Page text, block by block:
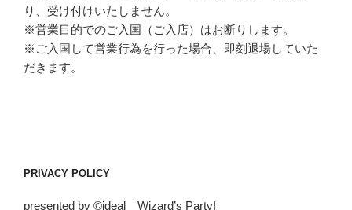
り、受け付けいたしません。
※営業目的でのご入国（ご入店）はお断りします。
※ご入国して営業行為を行った場合、即刻退場していた
だきます。
PRIVACY POLICY
presented by ©ideal Wizard’s Party!